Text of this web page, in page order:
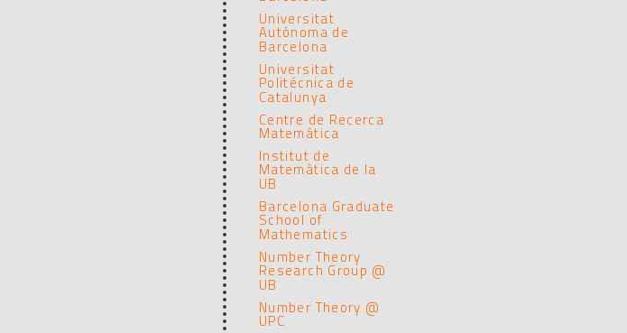
Universitat
Autónoma de
Barcelona
Universitat
Politécnica de
Catalunya
Centre de Recerca
Matemática
Institut de
Matemàtica de la
UB
Barcelona Graduate
School of
Mathematics
Number Theory
Research Group @
UB
Number Theory @
UPC